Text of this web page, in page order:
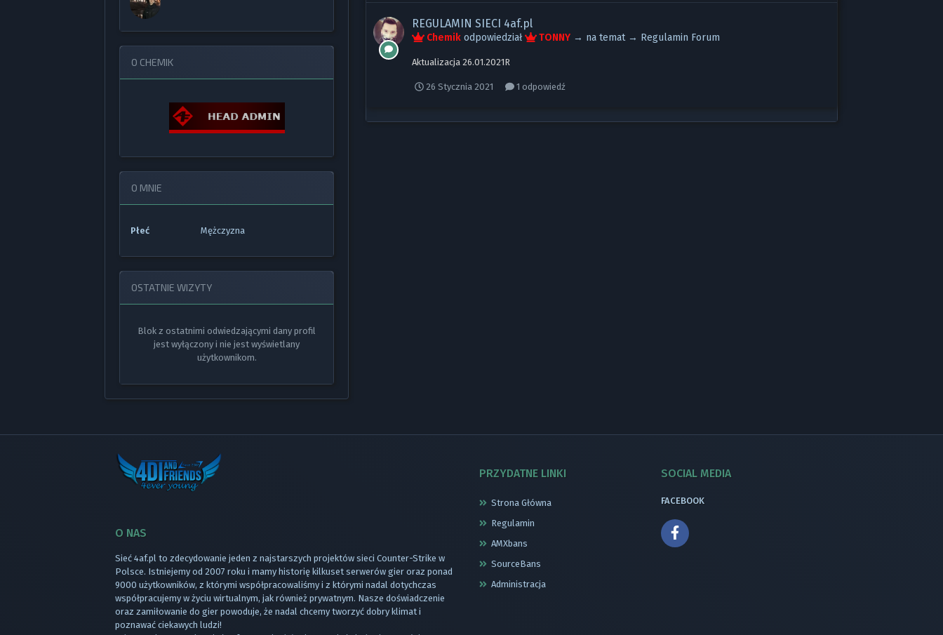
O CHEMIK
O MNIE
Płeć Mężczyzna
OSTATNIE WIZYTY
Blok z ostatnimi odwiedzającymi dany profil
jest wyłączony i nie jest wyświetlany
użytkownikom.
REGULAMIN SIECI 4af.pl
Chemikodpowiedział TONNY → na temat → Regulamin Forum
Aktualizacja 26.01.2021R
26 Stycznia 2021 1 odpowiedź
O NAS
Sieć 4af.pl to zdecydowanie jeden z najstarszych projektów sieci Counter-Strike w
Polsce. Istniejemy od 2007 roku i mamy historię kilkuset serwerów gier oraz ponad
9000 użytkowników, z którymi współpracowaliśmy i z którymi nadal dotychczas
współpracujemy w życiu wirtualnym, jak również prywatnym. Nasze doświadczenie
oraz zamiłowanie do gier powoduje, że nadal chcemy tworzyć dobry klimat i
poznawać ciekawych ludzi!
PRZYDATNE LINKI
Strona Główna
Regulamin
AMXbans
SourceBans
Administracja
SOCIAL MEDIA
FACEBOOK